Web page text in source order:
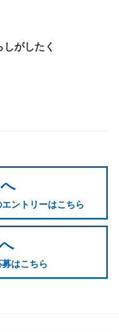
がしたく
ントリーはこちら
はこちら